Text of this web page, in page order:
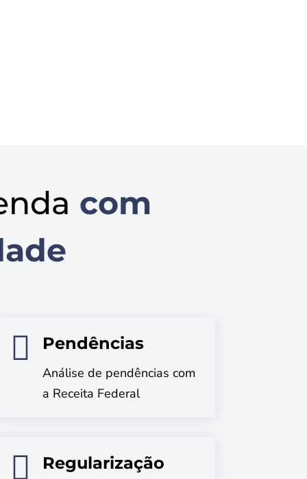
com
 Pendências
Análise de pendências com
a Receita Federal
 Regularização